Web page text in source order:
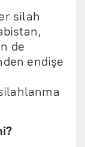
silah
de
endişe